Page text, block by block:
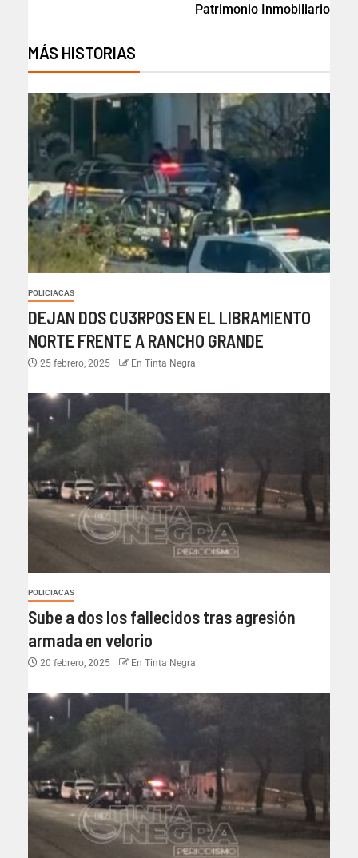
Patrimonio Inmobiliario
MÁS HISTORIAS
POLICIACAS
DEJAN DOS CU3RPOS EN EL LIBRAMIENTO
NORTE FRENTE A RANCHO GRANDE
25 febrero, 2025 En Tinta Negra
POLICIACAS
Sube a dos los fallecidos tras agresión
armada en velorio
20 febrero, 2025 En Tinta Negra